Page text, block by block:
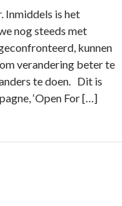
Inmiddels is het
nog steeds met
kunnen
verandering beter te
te doen. Dit is
‘Open For […]